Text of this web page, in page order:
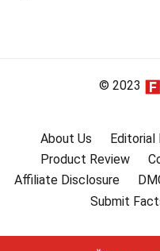
© 2023
About Us Editorial
Product Review
Affiliate Disclosure
Submit